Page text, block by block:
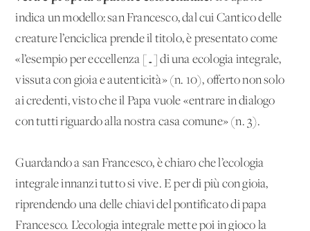
indica un modello: san Francesco, dal cui Cantico delle
creature l’enciclica prende il titolo, è presentato come
«l’esempio per eccellenza […] di una ecologia integrale,
vissuta con gioia e autenticità» (n. 10), offerto non solo
ai credenti, visto che il Papa vuole «entrare in dialogo
con tutti riguardo alla nostra casa comune» (n. 3).
Guardando a san Francesco, è chiaro che l’ecologia
integrale innanzi tutto si vive. E per di più con gioia,
riprendendo una delle chiavi del pontificato di papa
Francesco. L’ecologia integrale mette poi in gioco la